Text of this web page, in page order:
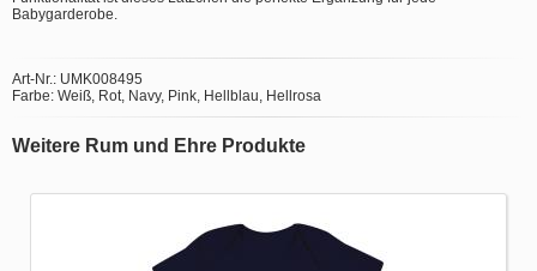
Babygarderobe.
Art-Nr.: UMK008495
Farbe: Weiß, Rot, Navy, Pink, Hellblau, Hellrosa
Weitere Rum und Ehre Produkte